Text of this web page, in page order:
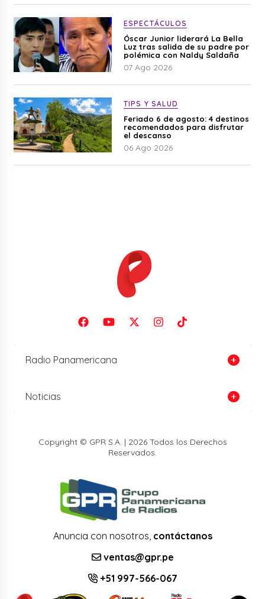
ESPECTÁCULOS
Óscar Junior liderará La Bella
Luz tras salida de su padre por
polémica con Naldy Saldaña
07 Ago 2026
TIPS Y SALUD
Feriado 6 de agosto: 4 destinos
recomendados para disfrutar
el descanso
06 Ago 2026
Radio Panamericana
Noticias
Copyright © GPR S.A. | 2026 Todos los Derechos
Reservados.
Anuncia con nosotros, contáctanos
ventas@gpr.pe
+51 997-566-067